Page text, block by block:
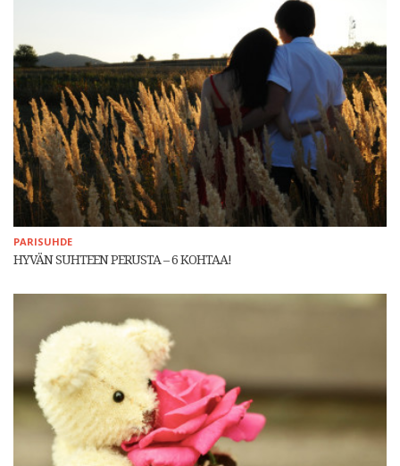
PARISUHDE
HYVÄN SUHTEEN PERUSTA – 6 KOHTAA!